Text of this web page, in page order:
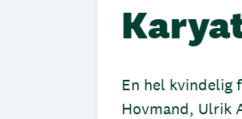
En hel kvindelig
Hovmand, Ulrik